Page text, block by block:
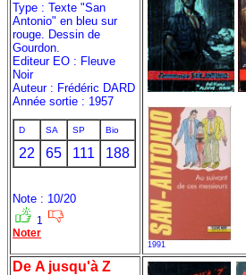
Type : Texte "San
Antonio" en bleu sur
rouge. Dessin de
Gourdon.
Editeur EO : Fleuve
Noir
Auteur : Frédéric DARD
Année sortie : 1957
D SA SP Bio
22 65 111 188
Note : 10/20
1
Noter
1991
De A jusqu'à Z